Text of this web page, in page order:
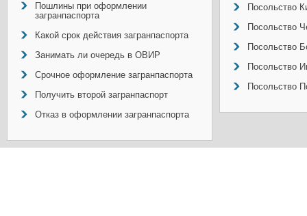
Пошлины при оформлении
загранпаспорта
Какой срок действия загранпаспорта
Занимать ли очередь в ОВИР
Срочное оформление загранпаспорта
Получить второй загранпаспорт
Отказ в оформлении загранпаспорта
Посольство
Посольство
Посольство
Посольство
Посольство